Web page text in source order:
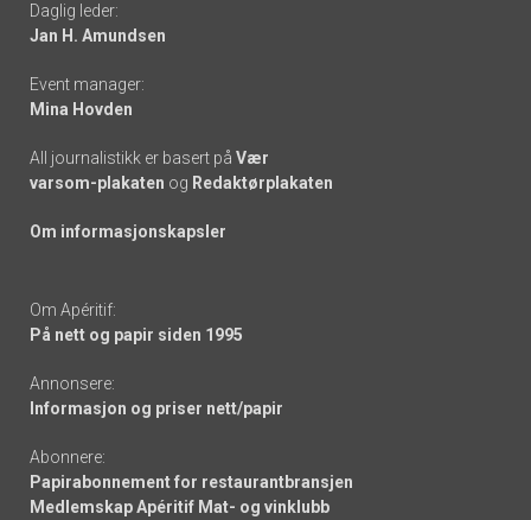
links
Daglig leder:
Jan H. Amundsen
Event manager:
Mina Hovden
All journalistikk er basert på Vær
varsom-plakaten og Redaktørplakaten
Om informasjonskapsler
Om Apéritif:
På nett og papir siden 1995
Annonsere:
Informasjon og priser nett/papir
Abonnere:
Papirabonnement for restaurantbransjen
Medlemskap Apéritif Mat- og vinklubb